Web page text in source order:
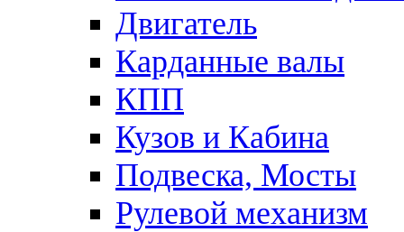
Двигатель
Карданные валы
КПП
Кузов и Кабина
Подвеска, Мосты
Рулевой механизм